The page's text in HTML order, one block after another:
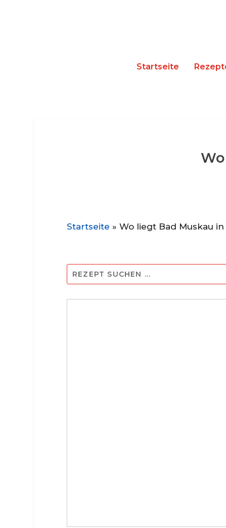
Startseite
Startseite » Wo liegt Bad Muskau